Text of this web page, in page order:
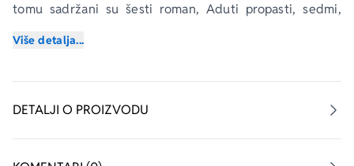
tomu sadržani su šesti roman, Aduti propasti, sedmi,
drugo petoknjižje, serijal o Merlinu.
Merlin, sin Korvina od Ambera i Dare od Haosa, pokušao
je da na Zemlji u Senkama živi normalnim životom –
njegove porodice. I išlo mu je sasvim pristojno – ako se
izuzme svaki trideseti april. Jer na taj dan, već osam
Više detalja...
DETALJI O PROIZVODU